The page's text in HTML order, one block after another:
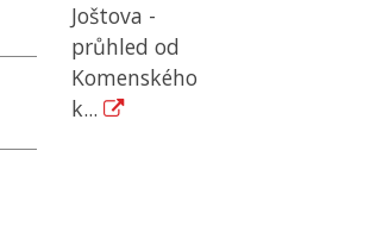
Joštova -
průhled od
Komenského
k...